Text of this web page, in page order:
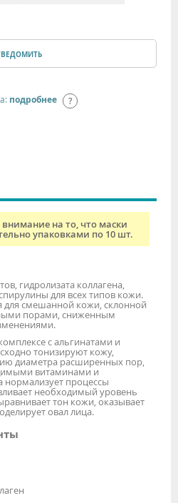
подробнее
на то, что маски
упаковками по 10 шт.
гидролизата коллагена,
для всех типов кожи.
для смешанной кожи, склонной
порами, сниженным
с альгинатами и
тонизируют кожу,
диаметра расширенных пор,
витаминами и
процессы
необходимый уровень
тон кожи, оказывает
овал лица.